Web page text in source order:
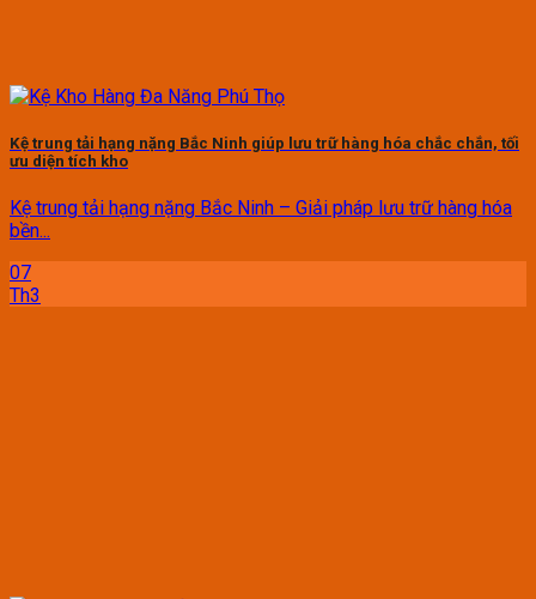
Kệ trung tải hạng nặng Bắc Ninh giúp lưu trữ hàng hóa chắc chắn, tối
ưu diện tích kho
Kệ trung tải hạng nặng Bắc Ninh – Giải pháp lưu trữ hàng hóa
bền...
07
Th3